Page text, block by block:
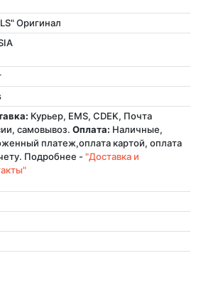
Оригинал
Курьер, EMS, CDEK, Почта
самовывоз. Оплата: Наличные,
платеж,оплата картой, оплата
Подробнее - "Доставка и